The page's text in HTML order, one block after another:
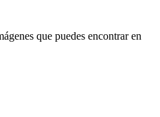
que puedes encontrar en